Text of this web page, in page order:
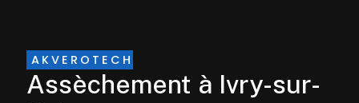
AKVEROTECH
assèchement à Ivry-sur-